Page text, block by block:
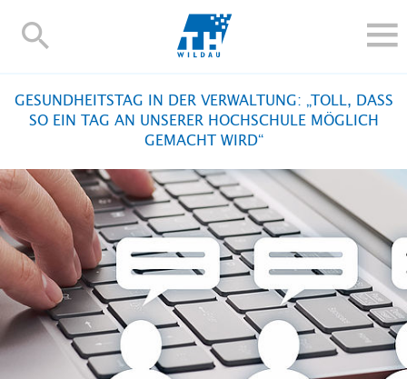
TH-
IM STUDIUM
FORSCHUNG UND TRANSFER
ALUMNI
HOCHSCHULE
INTERNATIONAL
BESCHÄFTIGTE
Blogs Kontakt und Anfahrt Webmail Moodle
TH Online-Portal Personensuche English
GESUNDHEITSTAG IN DER VERWALTUNG: „TOLL, DASS
SO EIN TAG AN UNSERER HOCHSCHULE MÖGLICH
GEMACHT WIRD“